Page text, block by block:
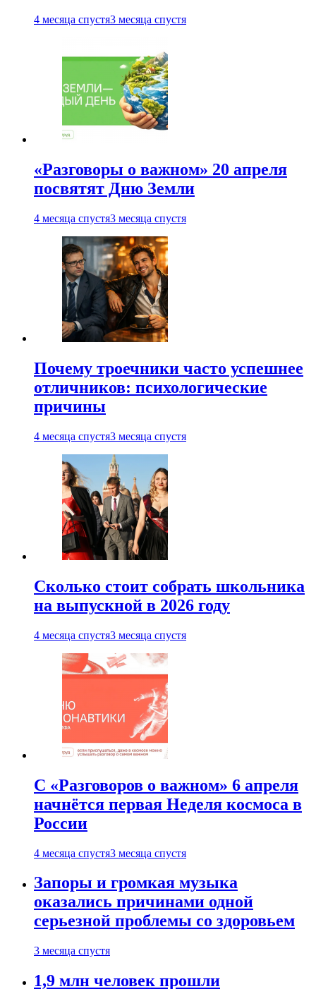
4 месяца спустя3 месяца спустя
«Разговоры о важном» 20 апреля
посвятят Дню Земли
4 месяца спустя3 месяца спустя
Почему троечники часто успешнее
отличников: психологические
причины
4 месяца спустя3 месяца спустя
Сколько стоит собрать школьника
на выпускной в 2026 году
4 месяца спустя3 месяца спустя
С «Разговоров о важном» 6 апреля
начнётся первая Неделя космоса в
России
4 месяца спустя3 месяца спустя
Запоры и громкая музыка
оказались причинами одной
серьезной проблемы со здоровьем
3 месяца спустя
1,9 млн человек прошли